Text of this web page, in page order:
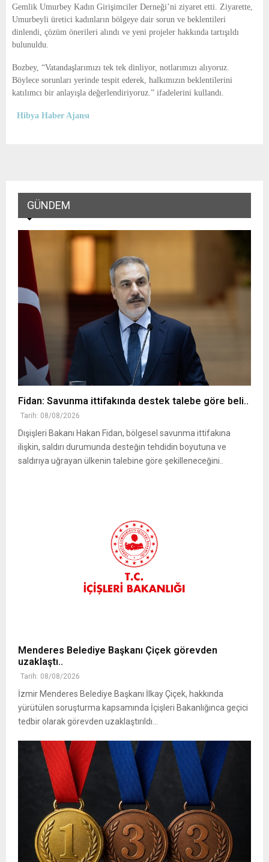
Gemlik Umurbey Kadın Girişimciler Derneği’ni ziyaret etti. Ziyarette,
Umurbeyli üretici kadınların bölgeye dair sorun ve beklentileri
dinlendi, çözüm önerileri alındı ve yeni projeler hakkında tartışıldı
bulunuldu.
Bozbey, “Vatandaşlarımızı tek tek dinliyor, notlarımızı alıyoruz.
Böylece sorunları yerinde tespit ederek, halkımızın beklentilerini
katılımcı bir anlayışla değerlendiriyoruz.” ifadelerini kullandı.
Hibya Haber Ajansı
GÜNDEM
Fidan: Savunma ittifakında destek talebe göre beli..
Tarih: 08/08/2026
Dışişleri Bakanı Hakan Fidan, bölgesel savunma ittifakına
ilişkin, saldırı durumunda desteğin tehdidin boyutuna ve
saldırıya uğrayan ülkenin talebine göre şekilleneceğini..
Menderes Belediye Başkanı Çiçek görevden
uzaklaştı..
Tarih: 08/08/2026
İzmir Menderes Belediye Başkanı İlkay Çiçek, hakkında
yürütülen soruşturma kapsamında İçişleri Bakanlığınca geçici
tedbir olarak görevden uzaklaştırıldı...